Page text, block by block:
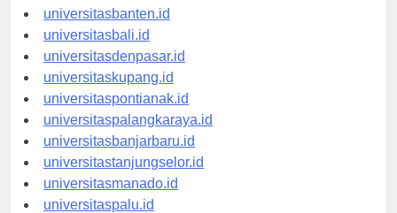
universitasserang.id
universitasbanten.id
universitasbali.id
universitasdenpasar.id
universitaskupang.id
universitaspontianak.id
universitaspalangkaraya.id
universitasbanjarbaru.id
universitastanjungselor.id
universitasmanado.id